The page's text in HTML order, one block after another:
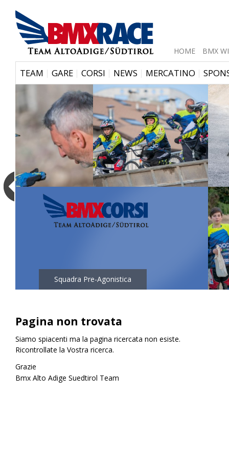
HOME BMX
TEAM | GARE | CORSI | NEWS | MERCATINO |
Pagina non trovata
Siamo spiacenti ma la pagina ricercata non esiste.
Ricontrollate la Vostra ricerca.
Grazie
Bmx Alto Adige Suedtirol Team